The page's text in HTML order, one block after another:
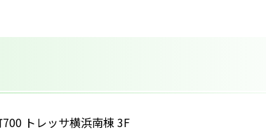
トレッサ横浜南棟 3F